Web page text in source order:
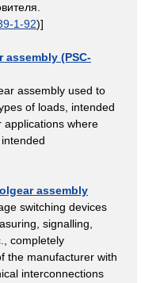
1-92)]
(PSC-
assembly used to
of loads, intended
applications where
assembly
switching devices
signalling,
completely
the manufacturer with
interconnections